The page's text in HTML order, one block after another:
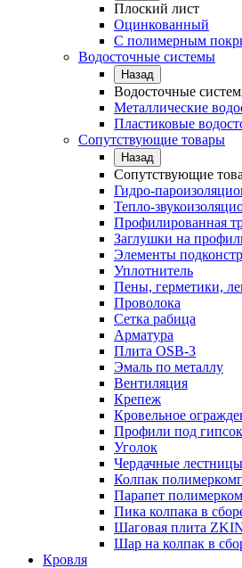
Плоский лист
Оцинкованный
С полимерным
Водосточные системы
Назад
Водосточные
Металлические
Пластиковые
Сопутствующие товары
Назад
Сопутствующие
Гидро-
Тепло-
Профилированная
Заглушки на
Элементы
Уплотнитель
Пены, герметики,
Проволока
Сетка рабица
Арматура
Плита OSB-3
Эмаль по металлу
Вентиляция
Крепеж
Кровельное
Профили под
Уголок
Чердачные лестницы
Колпак
Парапет
Пика колпака в
Шаговая плита
Шар на колпак в
Кровля